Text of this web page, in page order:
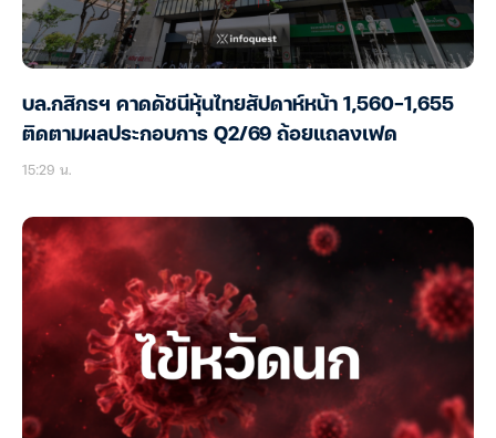
บล.กสิกรฯ คาดดัชนีหุ้นไทยสัปดาห์หน้า 1,560-1,655
ติดตามผลประกอบการ Q2/69 ถ้อยแถลงเฟด
15:29 น.